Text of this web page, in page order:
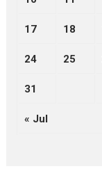
17 18
24 25
31
« Jul